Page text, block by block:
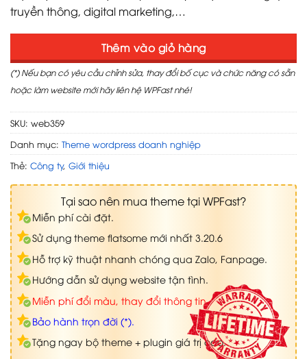
truyền thông, digital marketing,…
Thêm vào giỏ hàng
(*) Nếu bạn có yêu cầu chỉnh sửa, thay đổi bố cục và chức năng có sẵn
hoặc làm website mới hãy liên hệ WPFast nhé!
SKU: web359
Danh mục: Theme wordpress doanh nghiệp
Thẻ: Công ty, Giới thiệu
Tại sao nên mua theme tại WPFast?
Miễn phí cài đặt.
Sử dụng theme flatsome mới nhất 3.20.6
Hỗ trợ kỹ thuật nhanh chóng qua Zalo, Fanpage.
Hướng dẫn sử dụng website tận tình.
Miễn phí đổi màu, thay đổi thông tin.
Bảo hành trọn đời (*).
Tặng ngay bộ theme + plugin giá trị cao.